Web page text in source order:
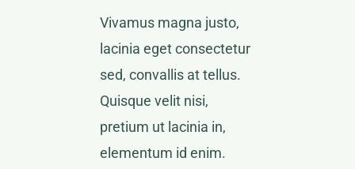
Vivamus magna justo,
lacinia eget consectetur
sed, convallis at tellus.
Quisque velit nisi,
pretium ut lacinia in,
elementum id enim.